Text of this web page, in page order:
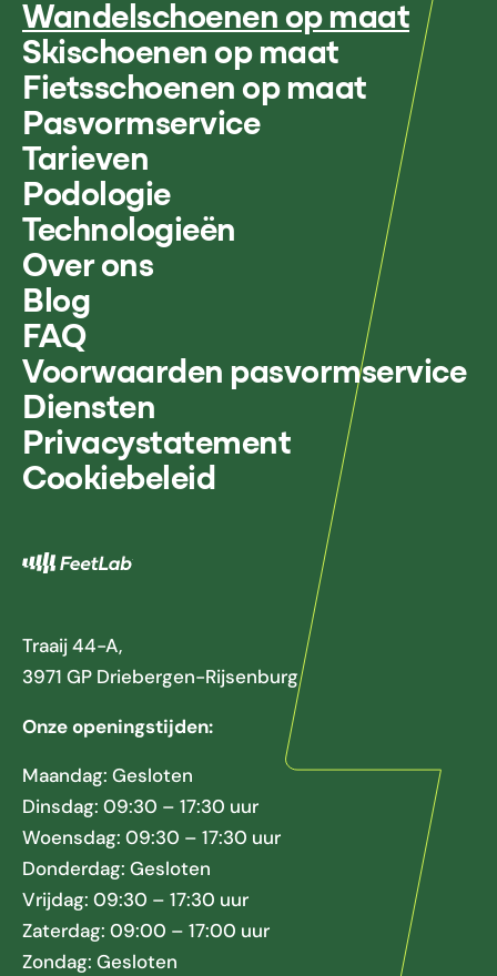
Wandelschoenen op maat
Skischoenen op maat
Fietsschoenen op maat
Pasvormservice
Tarieven
Podologie
Technologieën
Over ons
Blog
FAQ
Voorwaarden pasvormservice
Diensten
Privacystatement
Cookiebeleid
Traaij 44-A,
3971 GP Driebergen-Rijsenburg
Onze openingstijden:
Maandag: Gesloten
Dinsdag: 09:30 – 17:30 uur
Woensdag: 09:30 – 17:30 uur
Donderdag: Gesloten
Vrijdag: 09:30 – 17:30 uur
Zaterdag: 09:00 – 17:00 uur
Zondag: Gesloten